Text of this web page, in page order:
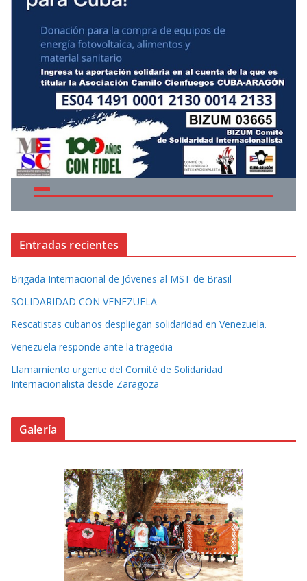
Entradas recientes
Brigada Internacional de Jóvenes al MST de Brasil
SOLIDARIDAD CON VENEZUELA
Rescatistas cubanos despliegan solidaridad en Venezuela.
Venezuela responde ante la tragedia
Llamamiento urgente del Comité de Solidaridad
Internacionalista desde Zaragoza
Galería